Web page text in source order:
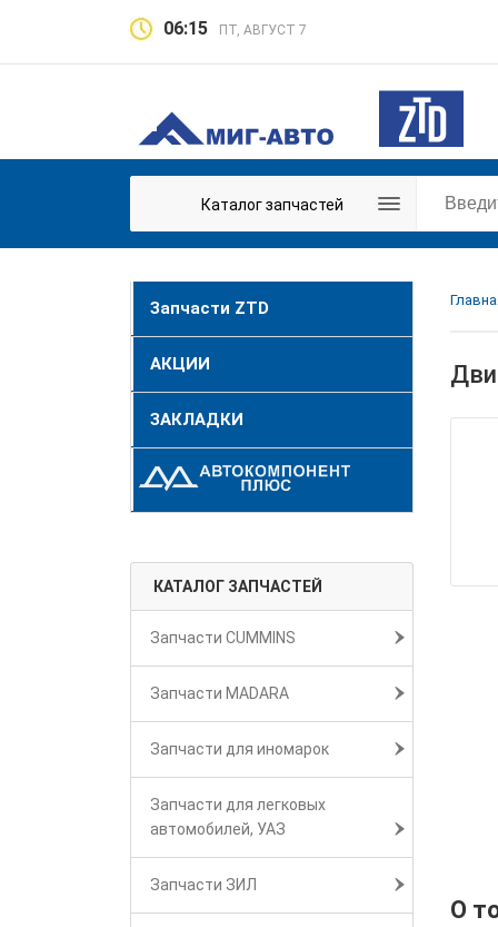
06:15 ПТ, АВГУСТ 7
Каталог запчастей
Запчасти ZTD
АКЦИИ
ЗАКЛАДКИ
КАТАЛОГ ЗАПЧАСТЕЙ
Запчасти CUMMINS
Запчасти MADARA
Запчасти для иномарок
Запчасти для легковых
автомобилей, УАЗ
Запчасти ЗИЛ
О